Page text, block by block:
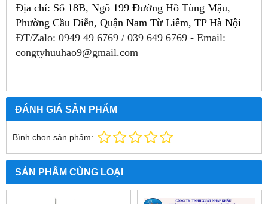
Địa chỉ: Số 18B, Ngõ 199 Đường Hồ Tùng Mậu,
Phường Cầu Diễn, Quận Nam Từ Liêm, TP Hà Nội
ĐT/Zalo: 0949 49 6769 / 039 649 6769 - Email:
congtyhuuhao9@gmail.com
ĐÁNH GIÁ SẢN PHẨM
Bình chọn sản phẩm:
SẢN PHẨM CÙNG LOẠI